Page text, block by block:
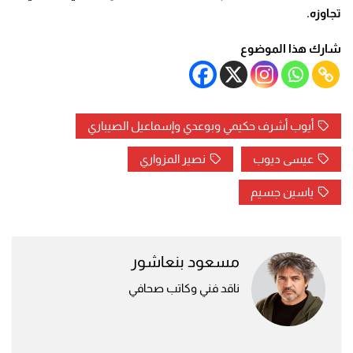
تجاوزه.
شارك هذا الموضوع
أيوب أشرف حكيمي وبوعدي وإسماعيل الصيباري
عيسى ديوب نصير المزواري
ياسين جسيم
مسعود بنعاشور
ناقد فني وكاتب صحافي